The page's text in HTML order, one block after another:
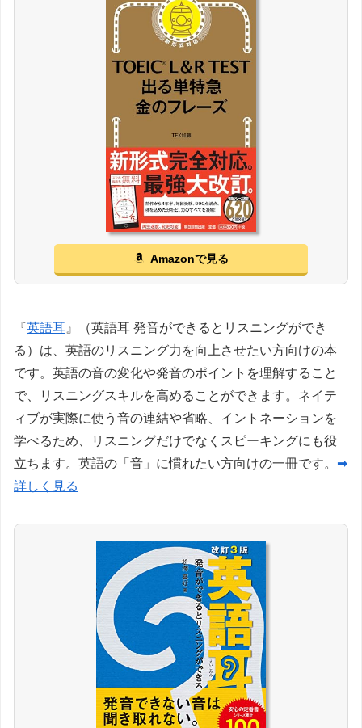
Amazonで見る
『英語耳 』（英語耳 発音ができるとリスニングができ
る）は、英語のリスニング力を向上させたい方向けの本
です。英語の音の変化や発音のポイントを理解すること
で、リスニングスキルを高めることができます。ネイテ
ィブが実際に使う音の連結や省略、イントネーションを
学べるため、リスニングだけでなくスピーキングにも役
立ちます。英語の「音」に慣れたい方向けの一冊です。 ➡
詳しく見る